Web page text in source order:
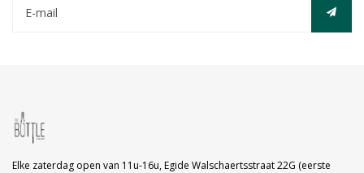
Elke zaterdag open van 11u-16u, Egide Walschaertsstraat 22G (eerste